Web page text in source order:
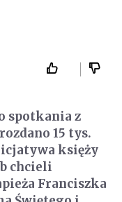
spotkania z
15 tys.
księży
chcieli
Franciszka